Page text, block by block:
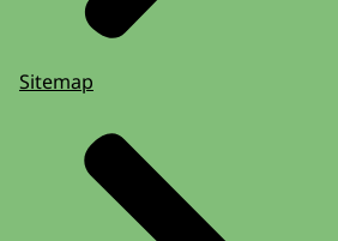
Sitemap